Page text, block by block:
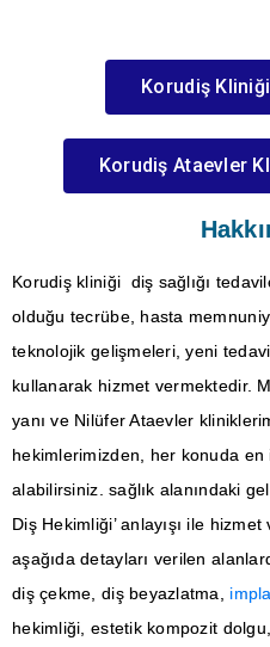
Korudiş
Korudiş Ataevler
Korudiş kliniği diş sağlığı
olduğu tecrübe, hasta
teknolojik gelişmeleri, yeni
kullanarak hizmet vermektedir.
yanı ve Nilüfer Ataevler
hekimlerimizden, her konuda en
alabilirsiniz. sağlık alanındaki
Diş Hekimliği’ anlayışı ile
aşağıda detayları verilen
diş çekme, diş beyazlatma,
hekimliği, estetik kompozit